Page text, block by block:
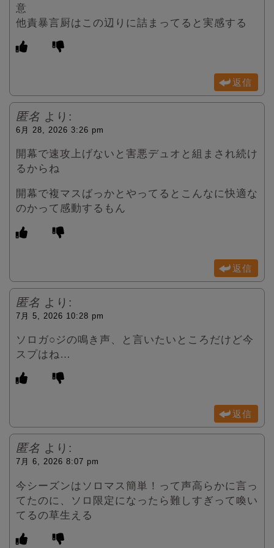
意
他責暴言厨はこの辺りに詰まってると実感する
返信
匿名 より:
6月 28, 2026 3:26 pm
開幕で速攻上げないと害悪デュオと組まされ続け
るからね
開幕で複マスばっかとやってるとこんなに快適な
のかって感動するもん
返信
匿名 より:
7月 5, 2026 10:28 pm
ソロガ○ジの鳴き声、と言いたいところだけど今
スプはね…
返信
匿名 より:
7月 6, 2026 8:07 pm
今シーズンはソロマス簡単！って声高らかに言っ
てたのに、ソロ限定になったら難しすぎって喚い
てるの草生える